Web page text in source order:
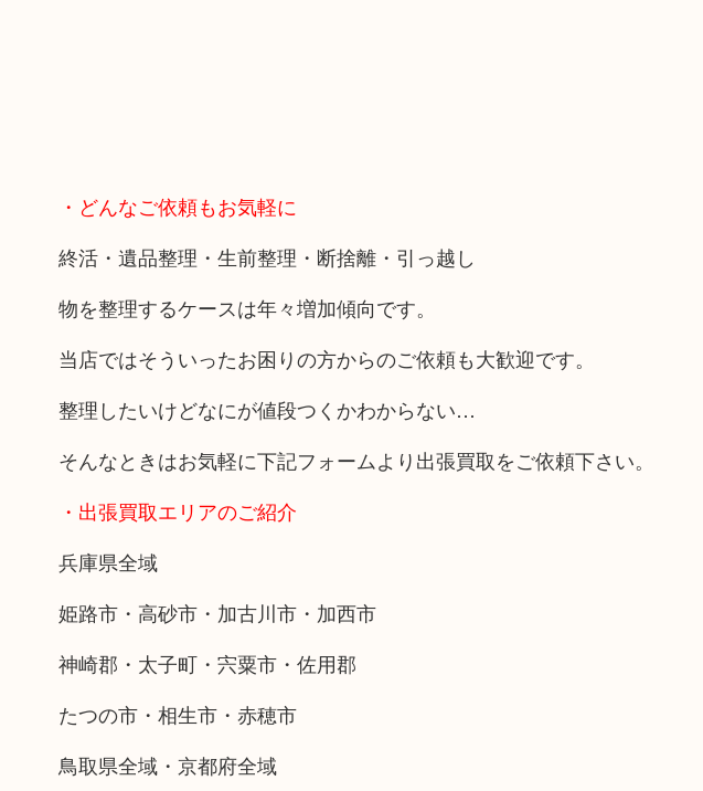
・どんなご依頼もお気軽に
終活・遺品整理・生前整理・断捨離・引っ越し
物を整理するケースは年々増加傾向です。
当店ではそういったお困りの方からのご依頼も大歓迎です。
整理したいけどなにが値段つくかわからない…
そんなときはお気軽に下記フォームより出張買取をご依頼下さい。
・出張買取エリアのご紹介
兵庫県全域
姫路市・高砂市・加古川市・加西市
神崎郡・太子町・宍粟市・佐用郡
たつの市・相生市・赤穂市
鳥取県全域・京都府全域